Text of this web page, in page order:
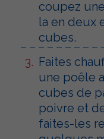
coupez
la en deux
cubes.
Faites
une poêle
cubes de
poivre et
faites-les